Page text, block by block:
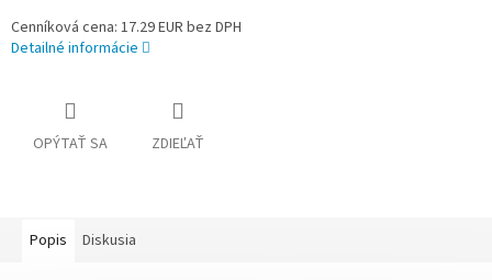
Cenníková cena: 17.29 EUR bez DPH
Detailné informácie
OPÝTAŤ SA ZDIEĽAŤ
Popis Diskusia